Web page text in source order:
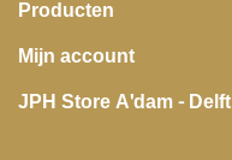
Producten
Mijn account
JPH Store A'dam - Delft